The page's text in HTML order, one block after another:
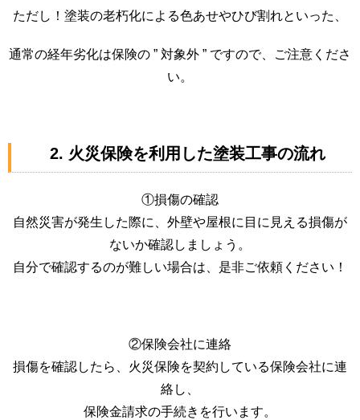
ただし！塗装の老朽化による色あせやひび割れといった、
通常の経年劣化は保険の ” 対象外 ” ですので、ご注意くださ
い。
2. 火災保険を利用した塗装工事の流れ
①損傷の確認
自然災害が発生した際に、外壁や屋根に目に見える損傷が
ないか確認しましょう。
自分で確認するのが難しい場合は、是非ご依頼ください！
②保険会社に連絡
損傷を確認したら、火災保険を契約している保険会社に連
絡し、
保険金請求の手続きを行います。